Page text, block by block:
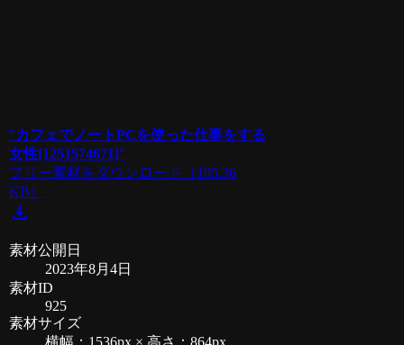
"カフェでノートPCを使った仕事をする
女性[1251574671]"
フリー素材をダウンロード
（195.36
KB）
download
素材公開日
2023年8月4日
素材ID
925
素材サイズ